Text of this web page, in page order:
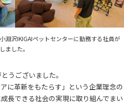
沢IKIGAIペットセンターに勤務する社員が
ました。
うございました。
に革新をもたらす」という企業理念の
長できる社会の実現に取り組んでまい